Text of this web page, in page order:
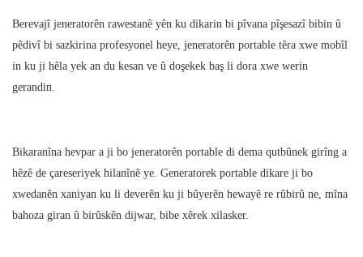
Berevajî jeneratorên rawestanê yên ku dikarin bi pîvana pîşesazî bibin û
pêdivî bi sazkirina profesyonel heye, jeneratorên portable têra xwe mobîl
in ku ji hêla yek an du kesan ve û doşekek baş li dora xwe werin
gerandin.
Bikaranîna hevpar a ji bo jeneratorên portable di dema qutbûnek girîng a
hêzê de çareseriyek hilanînê ye. Generatorek portable dikare ji bo
xwedanên xaniyan ku li deverên ku ji bûyerên hewayê re rûbirû ne, mîna
bahoza giran û birûskên dijwar, bibe xêrek xilasker.